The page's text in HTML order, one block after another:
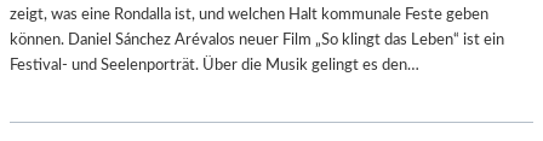
zeigt, was eine Rondalla ist, und welchen Halt kommunale Feste geben
können. Daniel Sánchez Arévalos neuer Film „So klingt das Leben“ ist ein
Festival- und Seelenporträt. Über die Musik gelingt es den…